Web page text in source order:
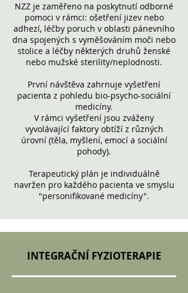
NZZ je zaměřeno na poskytnutí odborné
pomoci v rámci: ošetření jizev nebo
adhezí, léčby poruch v oblasti pánevního
dna spojených s vyměšováním moči nebo
stolice a léčby některých druhů ženské
nebo mužské sterility/neplodnosti.
První návštěva zahrnuje vyšetření
pacienta z pohledu bio-psycho-sociální
medicíny.
V rámci vyšetření jsou zváženy
vyvolávající faktory obtíží z různých
úrovní (těla, myšlení, emocí a sociální
pohody).
Terapeutický plán je individuálně
navržen pro každého pacienta ve smyslu
"personifikované medicíny".
INTEGRAČNÍ FYZIOTERAPIE